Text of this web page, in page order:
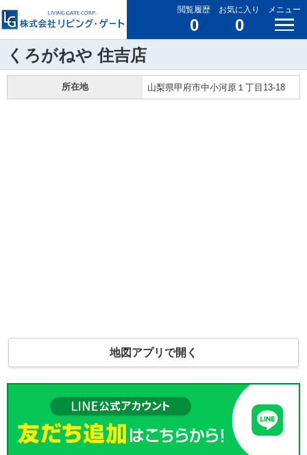
閲覧履歴
0
お気に入り
0
メニュー
くろがねや 住吉店
所在地 山梨県甲府市中小河原１丁目13-18
地図アプリで開く